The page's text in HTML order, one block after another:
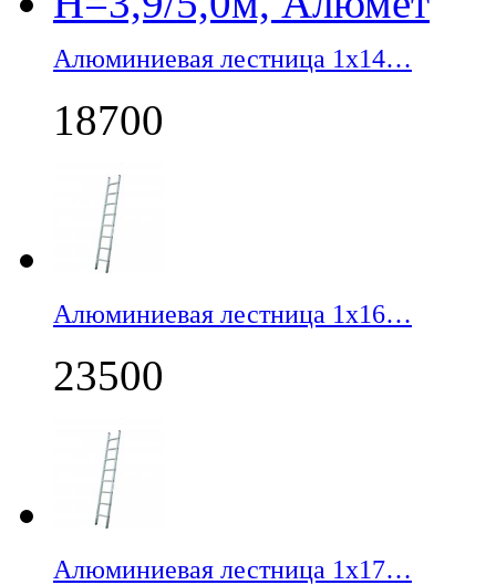
Алюминиевая лестница 1х14…
18700
Алюминиевая лестница 1х16…
23500
Алюминиевая лестница 1х17…